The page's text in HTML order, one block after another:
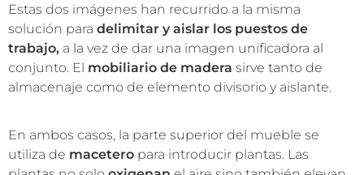
Estas dos imágenes han recurrido a la misma
solución para delimitar y aislar los puestos de
trabajo, a la vez de dar una imagen unificadora al
conjunto. El mobiliario de madera sirve tanto de
almacenaje como de elemento divisorio y aislante.
En ambos casos, la parte superior del mueble se
utiliza de macetero para introducir plantas. Las